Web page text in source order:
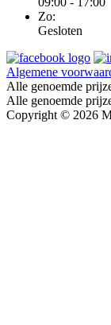
Zo:
Gesloten
Algemene
Alle genoemde
Alle genoemde
Copyright © 2026